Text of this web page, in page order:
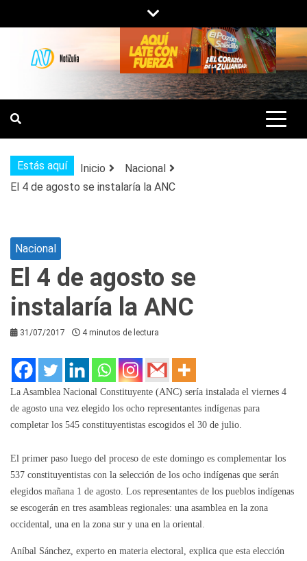
al
contenido
NOTIZULIA
NOTICIAS DEL ZULIA, VENEZUELA Y
DE INTERÉS GENERAL.
Estás aquí Inicio
Nacional
El 4 de agosto se instalaría la ANC
Nacional
El 4 de agosto se
instalaría la ANC
31/07/2017 4 minutos de lectura
La Asamblea Nacional Constituyente (ANC) sería instalada el viernes 4
de agosto una vez elegido los ocho representantes indígenas para
completar los 545 constituyentistas escogidos el 30 de julio.
El primer paso luego del proceso de este domingo es complementar los
537 constituyentistas con la selección de los ocho indígenas que serán
elegidos mañana 1 de agosto. Los representantes de los pueblos indígenas
se escogerán en tres asambleas regionales: una asamblea en la zona
occidental, una en la zona sur y una en la oriental.
Aníbal Sánchez, experto en materia electoral, explica que esta elección